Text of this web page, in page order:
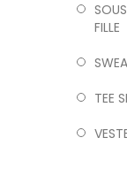
FILLE
TEE